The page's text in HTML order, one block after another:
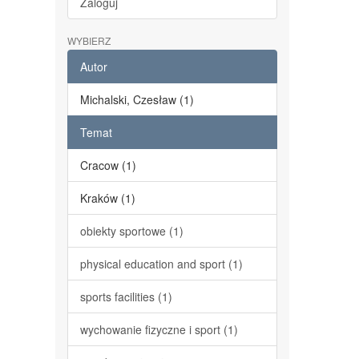
WYBIERZ
Autor
Michalski, Czesław (1)
Temat
Cracow (1)
Kraków (1)
obiekty sportowe (1)
physical education and sport (1)
sports facilities (1)
wychowanie fizyczne i sport (1)